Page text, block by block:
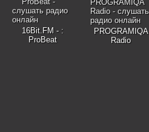
16Bit.FM - :
ProBeat
PROGRAMIQA
Radio